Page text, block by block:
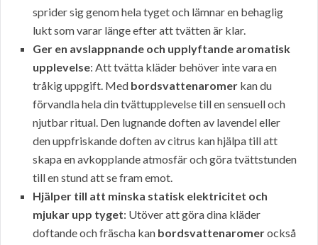
sprider sig genom hela tyget och lämnar en behaglig
lukt som varar länge efter att tvätten är klar.
Ger en avslappnande och upplyftande aromatisk
upplevelse: Att tvätta kläder behöver inte vara en
tråkig uppgift. Med bordsvattenaromer kan du
förvandla hela din tvättupplevelse till en sensuell och
njutbar ritual. Den lugnande doften av lavendel eller
den uppfriskande doften av citrus kan hjälpa till att
skapa en avkopplande atmosfär och göra tvättstunden
till en stund att se fram emot.
Hjälper till att minska statisk elektricitet och
mjukar upp tyget: Utöver att göra dina kläder
doftande och fräscha kan bordsvattenaromerockså